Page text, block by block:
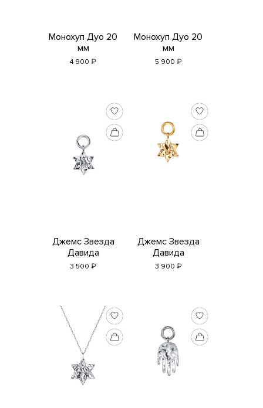
Монохуп Дуо 20
мм
4 900 ₽
Монохуп Дуо 20
мм
5 900 ₽
Джемс Звезда
Давида
3 500 ₽
Джемс Звезда
Давида
3 900 ₽